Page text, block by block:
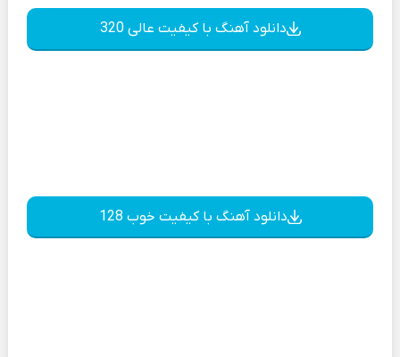
دانلود آهنگ با کیفیت عالی 320
دانلود آهنگ با کیفیت خوب 128